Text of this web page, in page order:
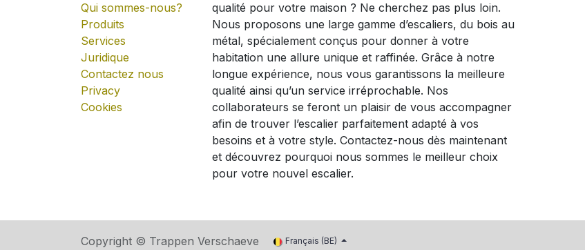
Qui sommes-nous?
Produits
Services
Juridique
Contactez nous
Privacy
Cookies
qualité pour votre maison ? Ne cherchez pas plus loin.
Nous proposons une large gamme d’escaliers, du bois au
métal, spécialement conçus pour donner à votre
habitation une allure unique et raffinée. Grâce à notre
longue expérience, nous vous garantissons la meilleure
qualité ainsi qu’un service irréprochable. Nos
collaborateurs se feront un plaisir de vous accompagner
afin de trouver l’escalier parfaitement adapté à vos
besoins et à votre style. Contactez-nous dès maintenant
et découvrez pourquoi nous sommes le meilleur choix
pour votre nouvel escalier.
Copyright © Trappen Verschaeve Français (BE)